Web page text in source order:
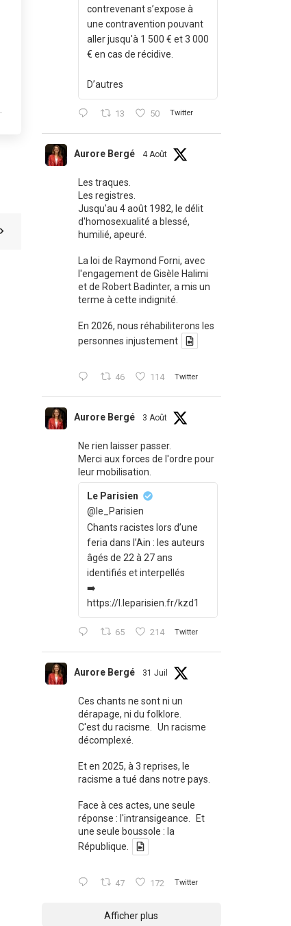
contrevenant s’expose à
une contravention pouvant
aller jusqu'à 1 500 € et 3 000
€ en cas de récidive.
D’autres
13 50 Twitter
Aurore Bergé 4 Août
Les traques.
Les registres.
Jusqu'au 4 août 1982, le délit
d'homosexualité a blessé,
humilié, apeuré.
La loi de Raymond Forni, avec
l'engagement de Gisèle Halimi
et de Robert Badinter, a mis un
terme à cette indignité.
En 2026, nous réhabiliterons les
personnes injustement
46 114 Twitter
Aurore Bergé 3 Août
Ne rien laisser passer.
Merci aux forces de l'ordre pour
leur mobilisation.
Le Parisien
@le_Parisien
Chants racistes lors d’une
feria dans l’Ain : les auteurs
âgés de 22 à 27 ans
identifiés et interpellés
➡️
https://l.leparisien.fr/kzd1
65 214 Twitter
Aurore Bergé 31 Juil
Ces chants ne sont ni un
dérapage, ni du folklore.
C'est du racisme. Un racisme
décomplexé.
Et en 2025, à 3 reprises, le
racisme a tué dans notre pays.
Face à ces actes, une seule
réponse : l'intransigeance. Et
une seule boussole : la
République.
47 172 Twitter
Afficher plus